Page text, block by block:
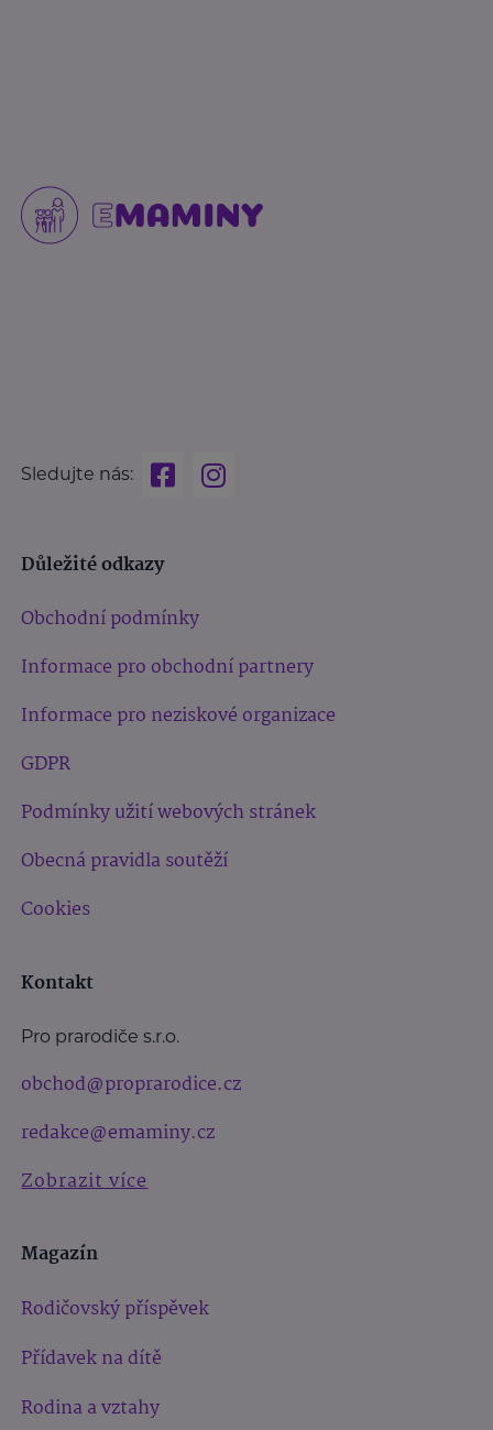
Sledujte nás:
Důležité odkazy
Obchodní podmínky
Informace pro obchodní partnery
Informace pro neziskové organizace
GDPR
Podmínky užití webových stránek
Obecná pravidla soutěží
Cookies
Kontakt
Pro prarodiče s.r.o.
obchod@proprarodice.cz
redakce@emaminy.cz
Zobrazit více
Magazín
Rodičovský příspěvek
Přídavek na dítě
Rodina a vztahy